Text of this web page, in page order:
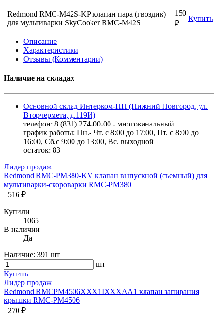
Redmond RMC-M42S-KP клапан пара (гвоздик)
для мультиварки SkyCooker RMC-M42S
150
₽
Купить
Описание
Характеристики
Отзывы (Комментарии)
Наличие на складах
Основной склад Интерком-НН (Нижний Новгород, ул.
Вторчермета, д.119И)
телефон: 8 (831) 274-00-00 - многоканальный
график работы: Пн.- Чт. с 8:00 до 17:00, Пт. с 8:00 до
16:00, Сб.с 9:00 до 13:00, Вс. выходной
остаток: 83
Лидер продаж
Redmond RMC-PM380-KV клапан выпускной (съемный) для
мультиварки-скороварки RMC-PM380
516 ₽
Купили
1065
В наличии
Да
Наличие: 391 шт
шт
Купить
Лидер продаж
Redmond RMCPM4506XXX1IXXXAA1 клапан запирания
крышки RMC-PM4506
270 ₽